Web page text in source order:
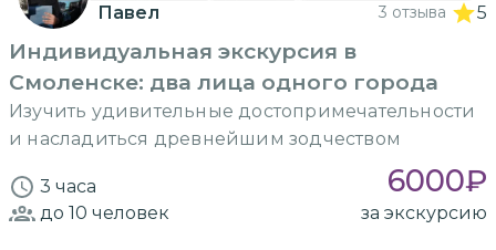
Павел 3 отзыва 5
Индивидуальная экскурсия в
Смоленске: два лица одного города
Изучить удивительные достопримечательности
и насладиться древнейшим зодчеством
3 часа 6000₽
до 10 человек за экскурсию